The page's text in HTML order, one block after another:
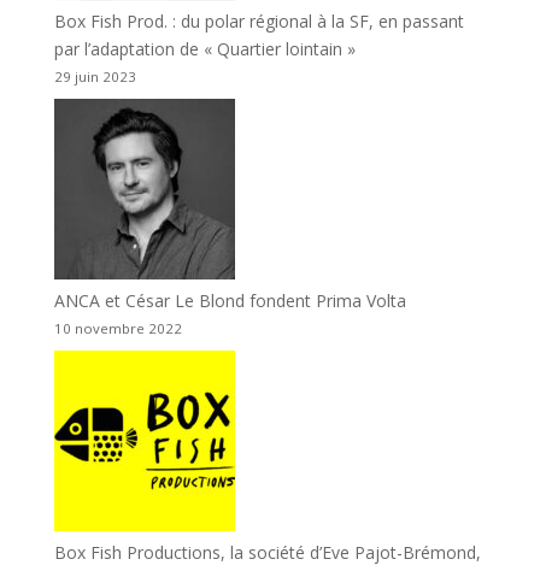
Box Fish Prod. : du polar régional à la SF, en passant
par l’adaptation de « Quartier lointain »
29 juin 2023
ANCA et César Le Blond fondent Prima Volta
10 novembre 2022
Box Fish Productions, la société d’Eve Pajot-Brémond,